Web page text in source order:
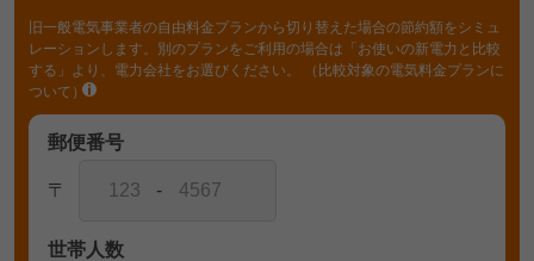
旧一般電気事業者の自由料金プランから切り替えた場合の節約額をシミュ
レーションします。別のプランをご利用の場合は「お使いの新電力と比較
する」より、電力会社をお選びください。
（比較対象の電気料金プランに
ついて）
郵便番号
〒 -
世帯人数